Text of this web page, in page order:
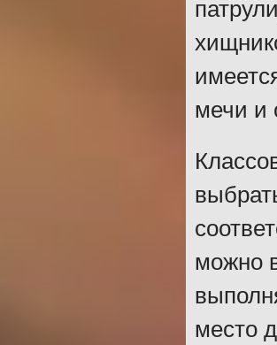
мечи и
можно
место